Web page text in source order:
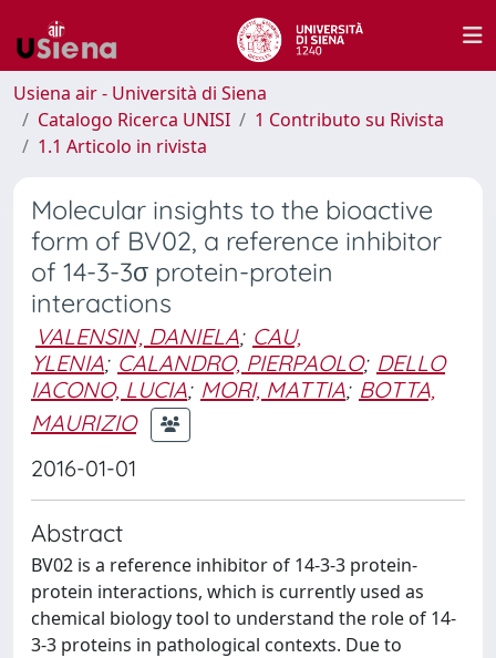
Usiena air - Università di Siena
Catalogo Ricerca UNISI
1 Contributo su Rivista
1.1 Articolo in rivista
Molecular insights to the bioactive
form of BV02, a reference inhibitor
of 14-3-3σ protein-protein
interactions
VALENSIN, DANIELA; CAU,
YLENIA; CALANDRO, PIERPAOLO; DELLO
IACONO, LUCIA; MORI, MATTIA; BOTTA,
MAURIZIO
2016-01-01
Abstract
BV02 is a reference inhibitor of 14-3-3 protein-
protein interactions, which is currently used as
chemical biology tool to understand the role of 14-
3-3 proteins in pathological contexts. Due to